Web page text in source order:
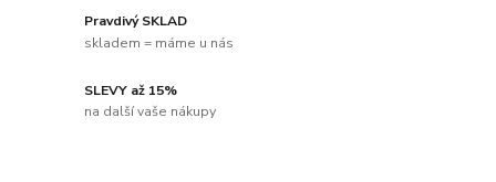
Pravdivý SKLAD
skladem = máme u nás
SLEVY až 15%
na další vaše nákupy